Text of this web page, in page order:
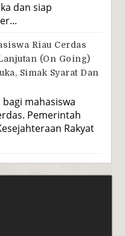
dan siap
Riau Cerdas
(On Going)
Simak Syarat Dan
mahasiswa
Pemerintah
Rakyat